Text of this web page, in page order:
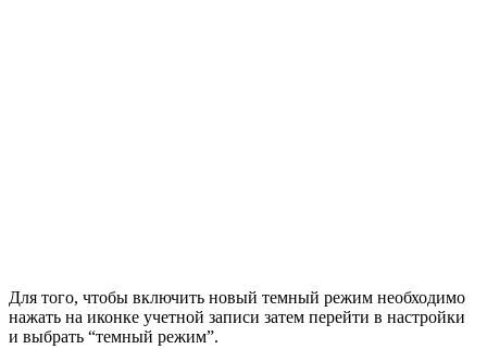
Для того, чтобы включить новый темный режим необходимо
нажать на иконке учетной записи затем перейти в настройки
и выбрать “темный режим”.